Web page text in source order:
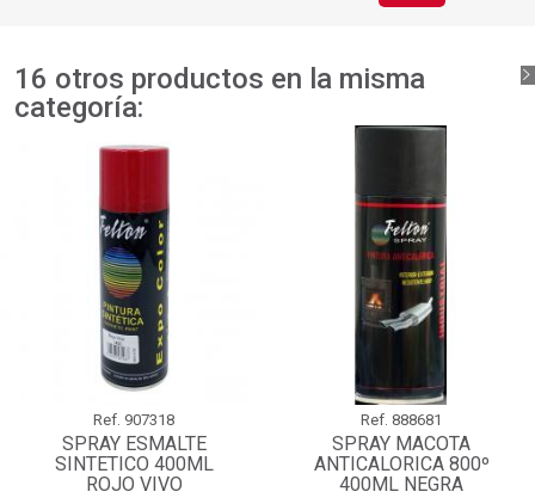
16 otros productos en la misma
categoría:
Ref. 907318
SPRAY ESMALTE
SINTETICO 400ML
ROJO VIVO
Ref. 888681
SPRAY MACOTA
ANTICALORICA 800º
400ML NEGRA